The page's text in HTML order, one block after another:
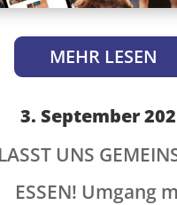
MEHR LESEN
3. September
LASST UNS
ESSEN! Umgang